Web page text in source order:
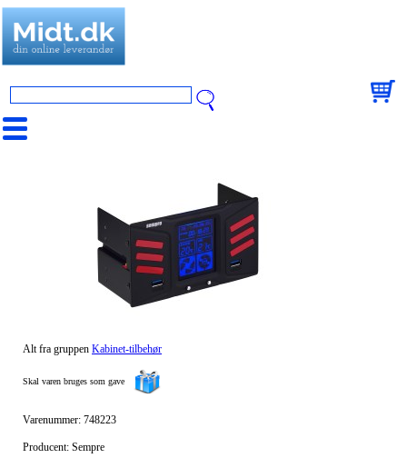
Alt fra gruppen Kabinet-tilbehør
Skal varen bruges som gave
Varenummer: 748223
Producent: Sempre